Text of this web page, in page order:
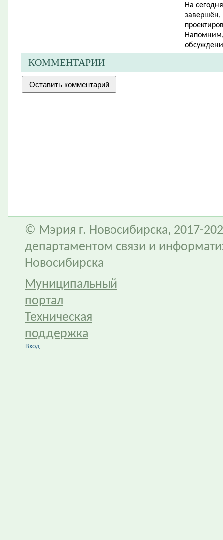
На
завершён,
Напомним,
КОММЕНТАРИИ
© Мэрия г. Новосибирска, 2017-
департаментом связи и
Новосибирска
Муниципальный
портал
Техническая
поддержка
Вход